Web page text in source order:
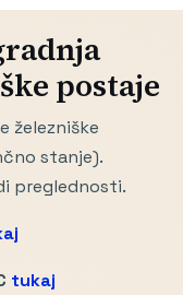
postaje
železniške
stanje).
preglednosti.
tukaj